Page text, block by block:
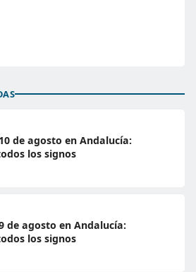
de agosto en Andalucía:
los signos
de agosto en Andalucía:
los signos